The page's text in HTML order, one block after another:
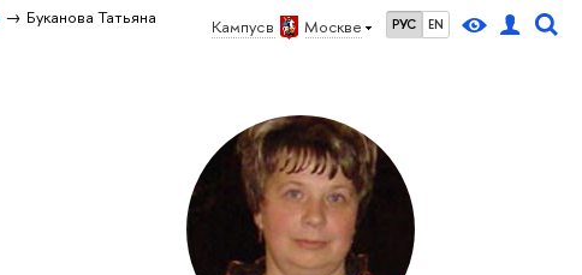
Кампус в Москве РУС EN
Буканова Татьяна